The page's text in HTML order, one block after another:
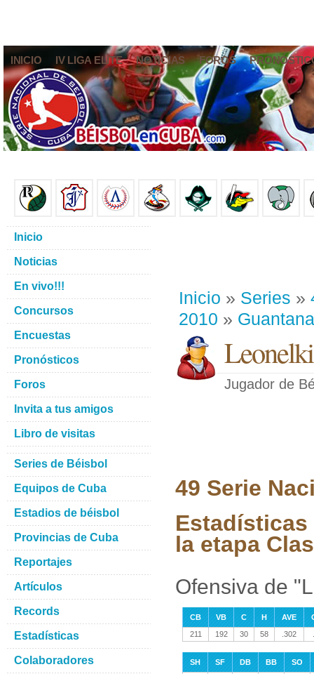
INICIO IV LIGA ELITE NOTICIAS FOROS
Inicio » Series »
2010 »
Jugador de
49 Serie
la etapa
Ofensiva de
CB VB C H AVE
211
192 30 58 .302
SH SF DB BB
SO
Inicio
Noticias
En vivo!!!
Concursos
Encuestas
Pronósticos
Foros
Invita a tus amigos
Libro de visitas
Series de Béisbol
Equipos de Cuba
Estadios de béisbol
Provincias de Cuba
Reportajes
Artículos
Records
Estadísticas
Colaboradores